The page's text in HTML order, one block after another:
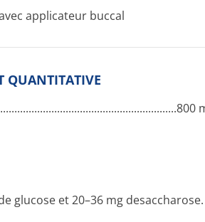
applicateur buccal
QUANTITATIVE
glucose et 20–36 mg desaccharose.